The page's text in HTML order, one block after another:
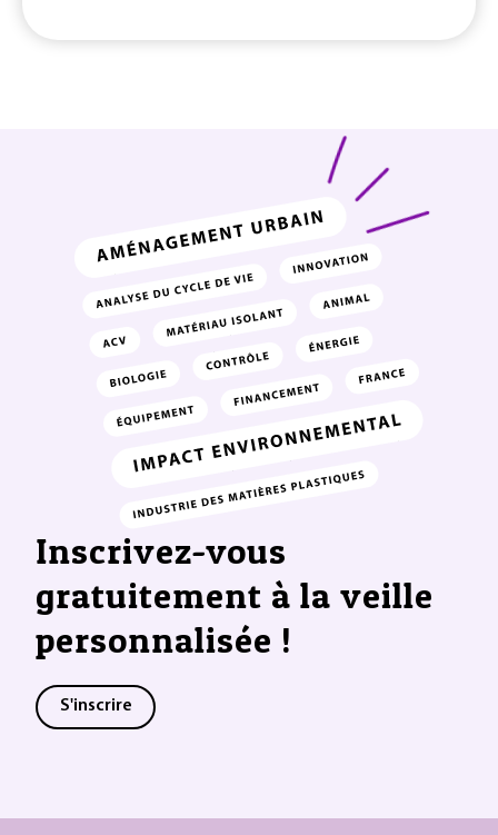
Inscrivez-vous
gratuitement à la veille
personnalisée !
S'inscrire